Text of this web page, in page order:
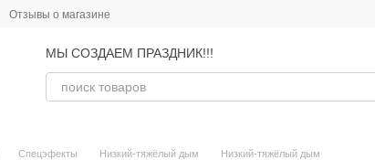
Отзывы о магазине
МЫ СОЗДАЕМ ПРАЗДНИК!!!
Спецэфекты Низкий-тяжёлый дым Низкий-тяжёлый дым